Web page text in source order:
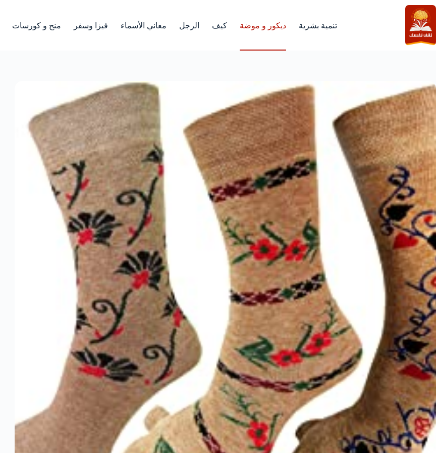
التجاوز
إلى
المحتوى
تنمية بشرية ديكور و موضة كيف الرجل معاني الأسماء فيزا وسفر منح و كورسات